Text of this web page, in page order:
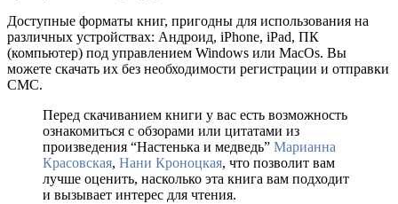
Доступные форматы книг, пригодны для использования на
различных устройствах: Андроид, iPhone, iPad, ПК
(компьютер) под управлением Windows или MacOs. Вы
можете скачать их без необходимости регистрации и отправки
СМС.
Перед скачиванием книги у вас есть возможность
ознакомиться с обзорами или цитатами из
произведения “Настенька и медведь” Марианна
Красовская, Нани Кроноцкая, что позволит вам
лучше оценить, насколько эта книга вам подходит
и вызывает интерес для чтения.